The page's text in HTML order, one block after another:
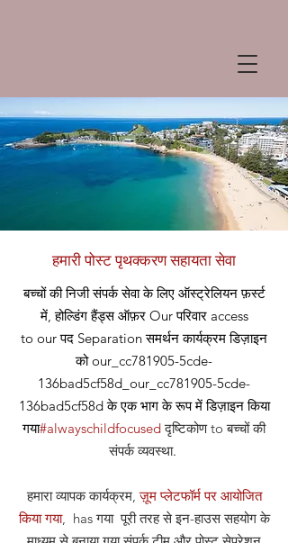
हमारी पोस्ट पृथक्करण सहायता सेवा
बच्चों की निजी संपर्क सेवा के लिए ऑस्ट्रेलियन फ़र्स्ट
में, होल्डिंग हैंड्स ऑफ़र Ourपरिवार access
to ourपद Separation समर्थन कार्यक्रम डिज़ाइन
को our_cc781905-5cde-
136bad5cf58d_our_cc781905-5cde-
136bad5cf58d के एक भाग के रूप में डिज़ाइन किया
गया#alwayschildfocusedदृष्टिकोणto बच्चों की
संपर्क व्यवस्था.
हमारा व्यापक कार्यक्रम,ज़ूम प्लेटफॉर्म पर आयोजित
किया गया, has गया पूरी तरह से इन-हाउस सहयोग के